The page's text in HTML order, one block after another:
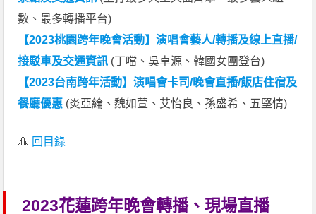
數、最多轉播平台)
【2023桃園跨年晚會活動】演唱會藝人/轉播及線上直播/
接駁車及交通資訊 (丁噹、吳卓源、韓國女團登台)
【2023台南跨年活動】演唱會卡司/晚會直播/飯店住宿及
餐廳優惠 (炎亞綸、魏如萱、艾怡良、孫盛希、五堅情)
🔺 回目錄
2023花蓮跨年晚會轉播、現場直播